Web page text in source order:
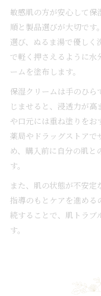
敏感肌の方が安心して
順と製品選びが大切です
選び、ぬるま湯で優しく
で軽く押さえるように水
ームを塗布します。
保湿クリームは手のひら
じませると、浸透力が
や口元には重ね塗りをお
薬局やドラッグストアで
め、購入前に自分の肌
す。
また、肌の状態が不安
指導のもとケアを進める
続することで、肌トラブ
す。